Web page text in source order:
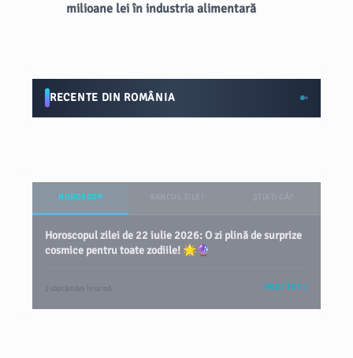
milioane lei în industria alimentară
RECENTE DIN ROMÂNIA
HOROSCOP
Horoscopul zilei de 22 iulie 2026: O zi plină de surprize
cosmice pentru toate zodiile! 🌟🔮
2 săptămâni în urmă VEZI TOT